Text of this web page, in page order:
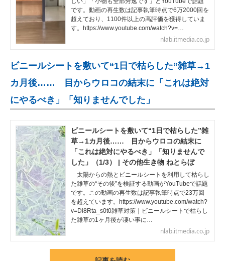
です。動画の再生数は記事執筆時点で6万2000回を
超えており、1100件以上の高評価を獲得していま
す。https://www.youtube.com/watch?v=…
nlab.itmedia.co.jp
ビニールシートを敷いて“1日で枯らした”雑草→1
カ月後…… 目からウロコの結末に「これは絶対
にやるべき」「知りませんでした」
ビニールシートを敷いて“1日で枯らした”雑
草→1カ月後…… 目からウロコの結末に
「これは絶対にやるべき」「知りませんで
した」（1/3） | その他生き物 ねとらぼ
太陽からの熱とビニールシートを利用して枯らし
た雑草の“その後”を検証する動画がYouTubeで話題
です。この動画の再生数は記事執筆時点で23万回
を超えています。https://www.youtube.com/watch?
v=Di8Rta_s0t0雑草対策｜ビニールシートで枯らし
た雑草の1ヶ月後が凄い事に…
nlab.itmedia.co.jp